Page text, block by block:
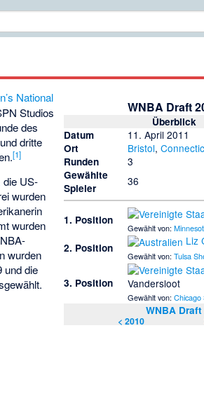
WNBA Draft
Überblick
Datum
11. April 2011
Ort Bristol,
Runden 3
Gewählte
Spieler
36
1. Position
Gewählt von:
2. Position
Liz
Gewählt von:Tulsa
3. Position
Vandersloot
Gewählt von:Chicago
WNBA Draft
< 2010
National
Studios
des
dritte
[1]
die US-
wurden
wurden
wurden
und die